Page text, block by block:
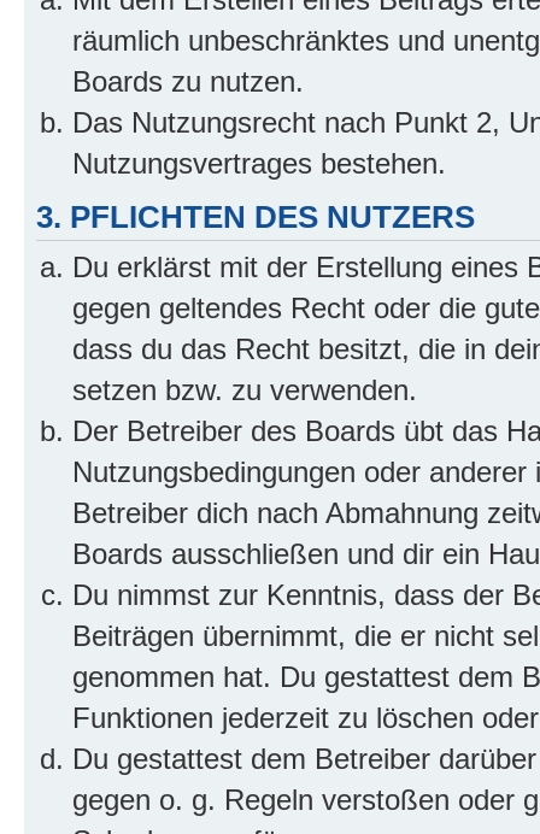
räumlich unbeschränktes und
Boards zu nutzen.
Das Nutzungsrecht nach Punkt 2,
Nutzungsvertrages bestehen.
3. PFLICHTEN DES NUTZERS
Du erklärst mit der Erstellung eines
gegen geltendes Recht oder die
dass du das Recht besitzt, die in
setzen bzw. zu verwenden.
Der Betreiber des Boards übt das
Nutzungsbedingungen oder
Betreiber dich nach Abmahnung
Boards ausschließen und dir ein
Du nimmst zur Kenntnis, dass der
Beiträgen übernimmt, die er nicht
genommen hat. Du gestattest dem
Funktionen jederzeit zu löschen
Du gestattest dem Betreiber
gegen o. g. Regeln verstoßen oder